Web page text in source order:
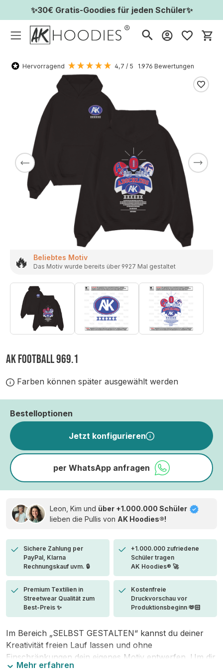
✨30€ Gratis-Goodies für jeden Schüler✨
Hervorragend 4,7 / 5 1.976 Bewertungen
🔥 Beliebtes Motiv
Das Motiv wurde bereits über 9927 Mal gestaltet
AK FOOTBALL 969.1
Farben können später ausgewählt werden
Bestelloptionen
Jetzt konfigurieren
per WhatsApp anfragen
Leon, Kim und über +1.000.000 Schüler
lieben die Pullis von AK Hoodies®!
Sichere Zahlung per
PayPal, Klarna
Rechnungskauf uvm. 🔒
+1.000.000 zufriedene
Schüler tragen
AK Hoodies® 🚀
Premium Textilien in
Streetwear Qualität zum
Best-Preis ✨
Kostenfreie
Druckvorschau vor
Produktionsbeginn 🫶🏻
Im Bereich „SELBST GESTALTEN“ kannst du deiner
Kreativität freien Lauf lassen und ohne
Einschränkungen dein eigenes Motiv entwerfen. Um dir
Mehr erfahren